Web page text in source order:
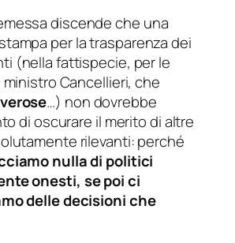
discende che una
per la trasparenza dei
(nella fattispecie, per le
Cancellieri, che
…) non dovrebbe
di oscurare il merito di altre
rilevanti: perché
nulla di politici
onesti, se poi ci
delle decisioni che